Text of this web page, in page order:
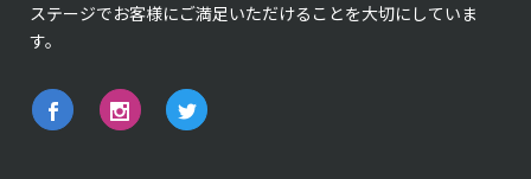
ステージでお客様にご満足いただけることを大切にしていま
す。